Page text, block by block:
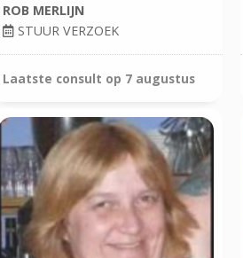
ROB MERLIJN
STUUR VERZOEK
Laatste consult op 7 augustus